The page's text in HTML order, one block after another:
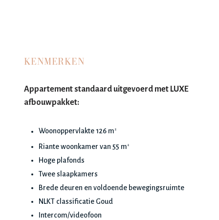
KENMERKEN
Appartement standaard uitgevoerd met LUXE
afbouwpakket:
Woonoppervlakte 126 m 2
Riante woonkamer van 55 m 2
Hoge plafonds
Twee slaapkamers
Brede deuren en voldoende bewegingsruimte
NLKT classificatie Goud
Intercom/videofoon